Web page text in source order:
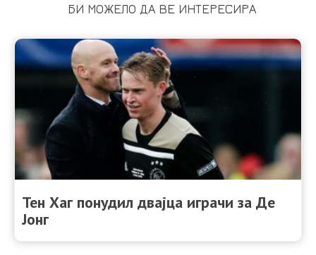
БИ МОЖЕЛО ДА ВЕ ИНТЕРЕСИРА
Тен Хаг понудил двајца играчи за Де
Јонг